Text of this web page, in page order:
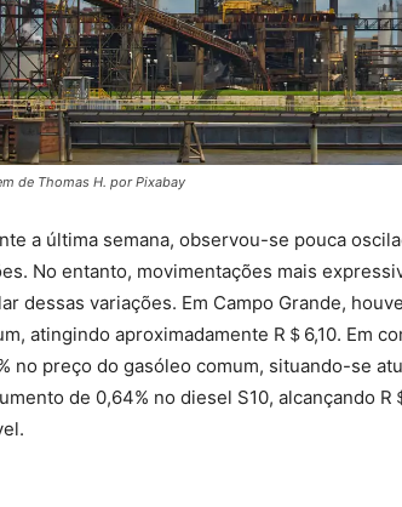
de Thomas H. por Pixabay
a última semana, observou-se pouca
No entanto, movimentações mais
dessas variações. Em Campo Grande,
atingindo aproximadamente R＄6,10. Em
no preço do gasóleo comum, situando-se
de 0,64% no diesel S10, alcançando